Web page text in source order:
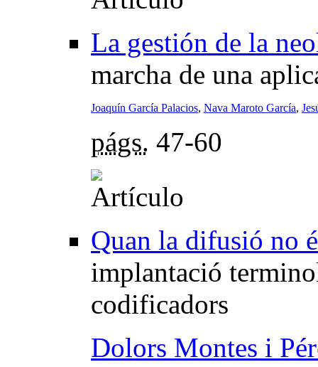
La gestión de la
marcha de una
Joaquín García Palacios, Nava Maroto García,
págs. 47-60
Quan la difusió no
implantació
codificadors
Dolors Montes i